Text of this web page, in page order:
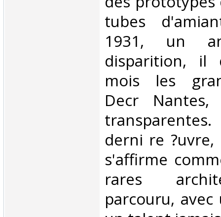
tubes
1931, un
disparition,
mois les
Decr
derni re ?uvre,
s'affirme
rares
parcouru,